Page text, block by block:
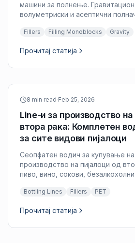
машини за полнење.
волуметриски и асептични
евалуација на технологијата.
Fillers Filling Monoblocks Gravity
Прочитај статија
8 min read·Feb 25, 2026
Line-и за производство
втора рака: Комплетен
за сите видови пијалоци
Сеопфатен водич за купување на
производство на пијалоци од
пиво, вино, сокови, безалкохолни
избор на опрема и евалуација.
Bottling Lines Fillers PET
Прочитај статија